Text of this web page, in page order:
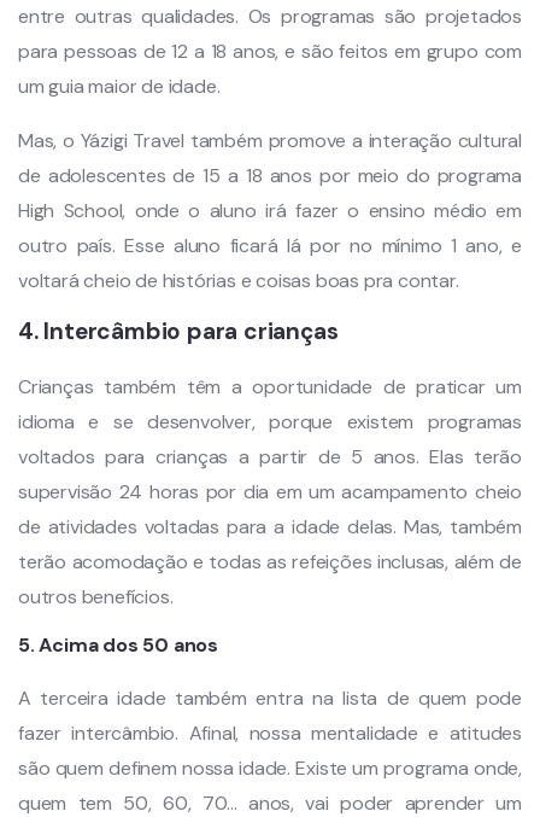
entre outras qualidades. Os programas são projetados
para pessoas de 12 a 18 anos, e são feitos em grupo com
um guia maior de idade.
Mas, o Yázigi Travel também promove a interação cultural
de adolescentes de 15 a 18 anos por meio do programa
High School, onde o aluno irá fazer o ensino médio em
outro país. Esse aluno ficará lá por no mínimo 1 ano, e
voltará cheio de histórias e coisas boas pra contar.
4. Intercâmbio para crianças
Crianças também têm a oportunidade de praticar um
idioma e se desenvolver, porque existem programas
voltados para crianças a partir de 5 anos. Elas terão
supervisão 24 horas por dia em um acampamento cheio
de atividades voltadas para a idade delas. Mas, também
terão acomodação e todas as refeições inclusas, além de
outros benefícios.
5. Acima dos 50 anos
A terceira idade também entra na lista de quem pode
fazer intercâmbio. Afinal, nossa mentalidade e atitudes
são quem definem nossa idade. Existe um programa onde,
quem tem 50, 60, 70… anos, vai poder aprender um